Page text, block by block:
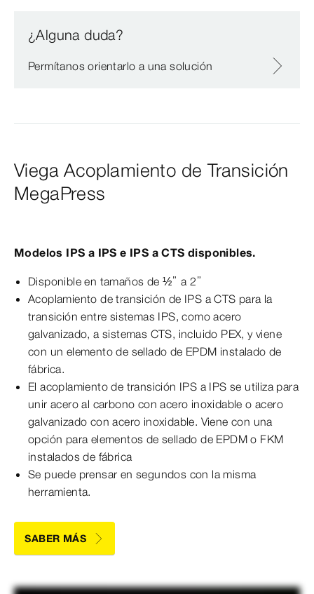
¿Alguna duda?
Permítanos orientarlo a una solución
Viega Acoplamiento de Transición
MegaPress
Modelos IPS a IPS e IPS a CTS disponibles.
Disponible en tamaños de ½” a 2”
Acoplamiento de transición de IPS a CTS para la
transición entre sistemas IPS, como acero
galvanizado, a sistemas CTS, incluido PEX, y viene
con un elemento de sellado de EPDM instalado de
fábrica.
El acoplamiento de transición IPS a IPS se utiliza para
unir acero al carbono con acero inoxidable o acero
galvanizado con acero inoxidable. Viene con una
opción para elementos de sellado de EPDM o FKM
instalados de fábrica
Se puede prensar en segundos con la misma
herramienta.
SABER MÁS